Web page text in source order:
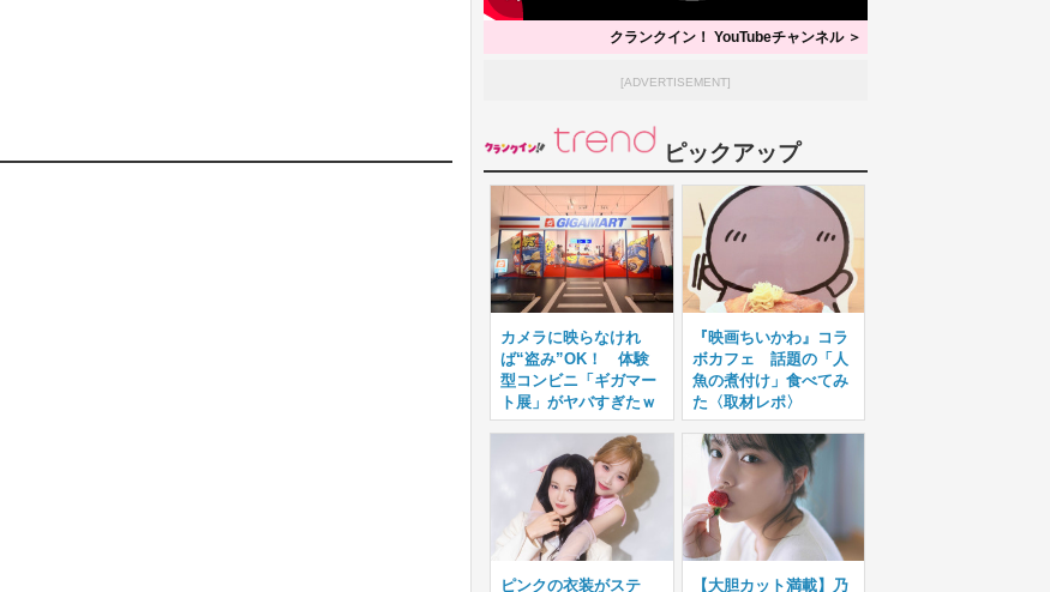
クランクイン！ YouTubeチャンネル ＞
[ADVERTISEMENT]
ピックアップ
カメラに映らなけれ
ば“盗み”OK！ 体験
型コンビニ「ギガマー
ト展」がヤバすぎたｗ
『映画ちいかわ』コラ
ボカフェ 話題の「人
魚の煮付け」食べてみ
た〈取材レポ〉
ピンクの衣装がステ 【大胆カット満載】乃